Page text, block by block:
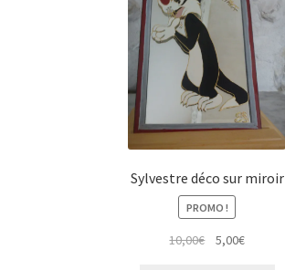
Sylvestre déco sur miroir
PROMO !
10,00€
Le5,00€Le